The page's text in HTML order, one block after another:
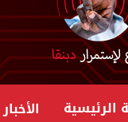
الرئيسية الأخبار